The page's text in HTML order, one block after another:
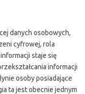
danych osobowych,
cyfrowej, rola
staje się
informacji
osoby posiadające
ta jest obecnie jednym